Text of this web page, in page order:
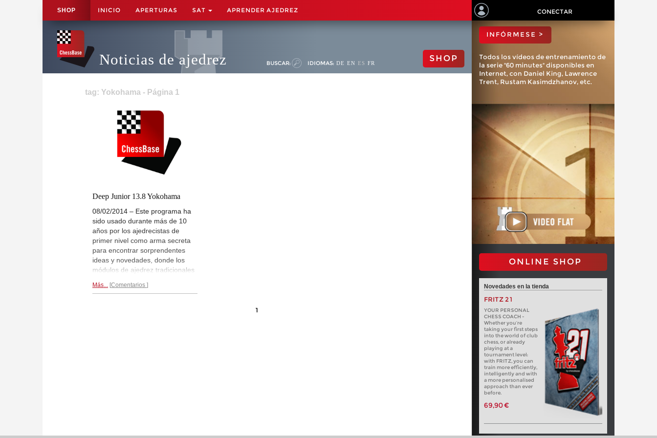
SHOP INICIO APERTURAS SAT APRENDER AJEDREZ CONECTAR
Noticias de ajedrez BUSCAR: IDIOMAS: DE EN ES FR SHOP
tag: Yokohama - Página 1
Deep Junior 13.8 Yokohama
08/02/2014 – Este programa ha
sido usado durante más de 10
años por los ajedrecistas de
primer nivel como arma secreta
para encontrar sorprendentes
ideas y novedades, donde los
módulos de ajedrez tradicionales
inspiradas. Tiene iniciativa y es
Más... Comentarios
1
ChessBase?
INFÓRMESE >
Todos los vídeos de entrenamiento de
la serie "60 minutes" disponibles en
Internet, con Daniel King, Lawrence
Trent, Rustam Kasimdzhanov, etc.
ONLINE SHOP
Novedades en la tienda
FRITZ 21
YOUR PERSONAL
CHESS COACH -
Whether you’re
taking your first steps
into the world of club
chess, or already
playing at a
tournament level:
with FRITZ, you can
train more efficiently,
intelligently and with
a more personalised
approach than ever
before.
69,90 €